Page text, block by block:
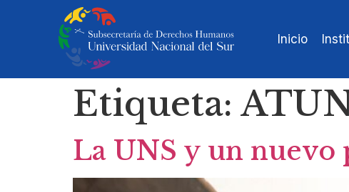
Inicio
Etiqueta:
La UNS y un nuevo